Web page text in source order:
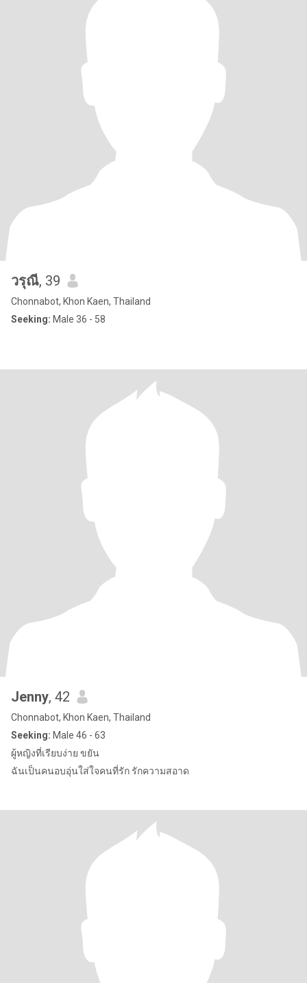
วรุณี, 39
Chonnabot, Khon Kaen, Thailand
Seeking: Male 36 - 58
Jenny, 42
Chonnabot, Khon Kaen, Thailand
Seeking: Male 46 - 63
ผู้หญิงที่เรียบง่าย ขยัน
ฉันเป็นคนอบอุ่นใส่ใจคนที่รัก รักความสอาด